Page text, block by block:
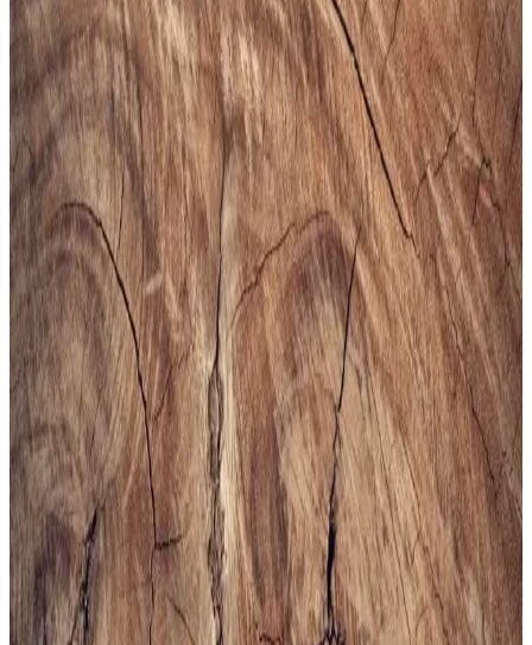
Slazenger MAROON I Büyük Beden Erkek Spor
Ayakkabı Dayanıklılık ve Şıklık Sunar
Slazenger MAROON I büyük beden erkek sneaker, şık tasarımı ve
dayanıklı malzemeleriyle günlük kullanım ve hafif aktiviteler için
ideal, rahat ve uzun ömürlü bir spor ayakkabısıdır.
Erkekler İçin Fonksiyonel ve Kompakt Sling ve
Çapraz Çanta Modelleri ve Seçim Kriterleri
Erkekler için telefon, cüzdan ve eşyaları rahat taşıyan fonksiyonel
sling ve çapraz çantalar, farklı markalar ve modellerle kullanım
kolaylığı sunuyor. Seçim kriterleri detaylıca inceleniyor.
Altınyılz<dı>z Classics Erkek Lacivert Rugan
Kemer İnceleme ve Detaylar
Altınyılz<dı>z Classics'in lacivert rugan erkek kemeri, şık tasarımı
ve yüksek kaliteli yüzeyiyle öne çıkar. Parlak yüzeyi ve modern
görünümüyle resmi ve özel günlerde tercih edilir, dikkat çekici bir
aksesuar sunar.
Bej Erkek Spor Ayakkabıları: Şıklık ve Konforun
Bir Arada Sunulduğu Modeller
Bej erkek spor ayakkabıları, şıklık ve rahatlığı bir arada sunar. Çok
yönlü kullanımı ve trend modelleriyle gardırobunuza şıklık katın,
konforlu ve şık tercihleri keşfedin.